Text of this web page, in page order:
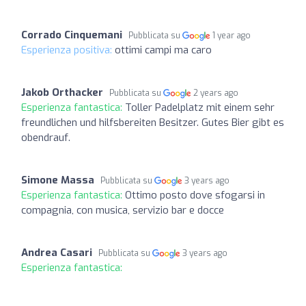
Corrado Cinquemani Pubblicata su 1 year ago
Esperienza positiva: ottimi campi ma caro
Jakob Orthacker Pubblicata su 2 years ago
Esperienza fantastica: Toller Padelplatz mit einem sehr
freundlichen und hilfsbereiten Besitzer. Gutes Bier gibt es
obendrauf.
Simone Massa Pubblicata su 3 years ago
Esperienza fantastica: Ottimo posto dove sfogarsi in
compagnia, con musica, servizio bar e docce
Andrea Casari Pubblicata su 3 years ago
Esperienza fantastica: